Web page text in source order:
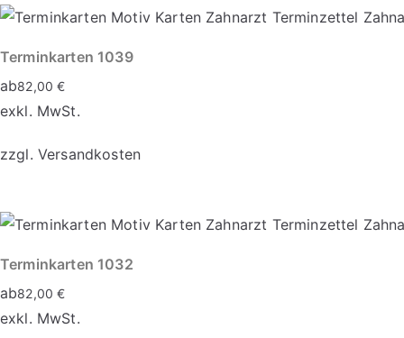
Terminkarten 1039
ab82,00€
exkl. MwSt.
zzgl. Versandkosten
Produkt
mehrere
Varianten
auf.
Terminkarten 1032
ab82,00€
exkl. MwSt.